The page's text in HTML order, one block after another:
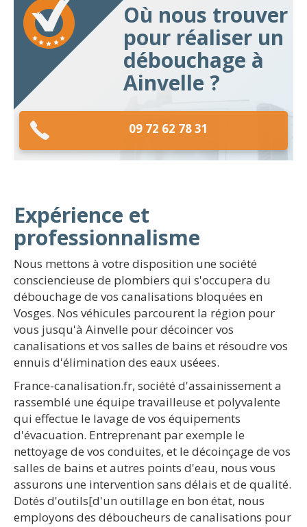
Où nous trouver
pour réaliser un
débouchage à
Ainvelle ?
09 72 62 78 31
Expérience et
professionnalisme
Nous mettons à votre disposition une société
consciencieuse de plombiers qui s'occupera du
débouchage de vos canalisations bloquées en
Vosges. Nos véhicules parcourent la région pour
vous jusqu'à Ainvelle pour décoincer vos
canalisations et vos salles de bains et résoudre vos
ennuis d'élimination des eaux uséees.
France-canalisation.fr, société d'assainissement a
rassemblé une équipe travailleuse et polyvalente
qui effectue le lavage de vos équipements
d'évacuation. Entreprenant par exemple le
nettoyage de vos conduites, et le décoinçage de vos
salles de bains et autres points d'eau, nous vous
assurons une intervention sans délais et de qualité.
Dotés d'outils[d'un outillage en bon état, nous
employons des déboucheurs de canalisations pour